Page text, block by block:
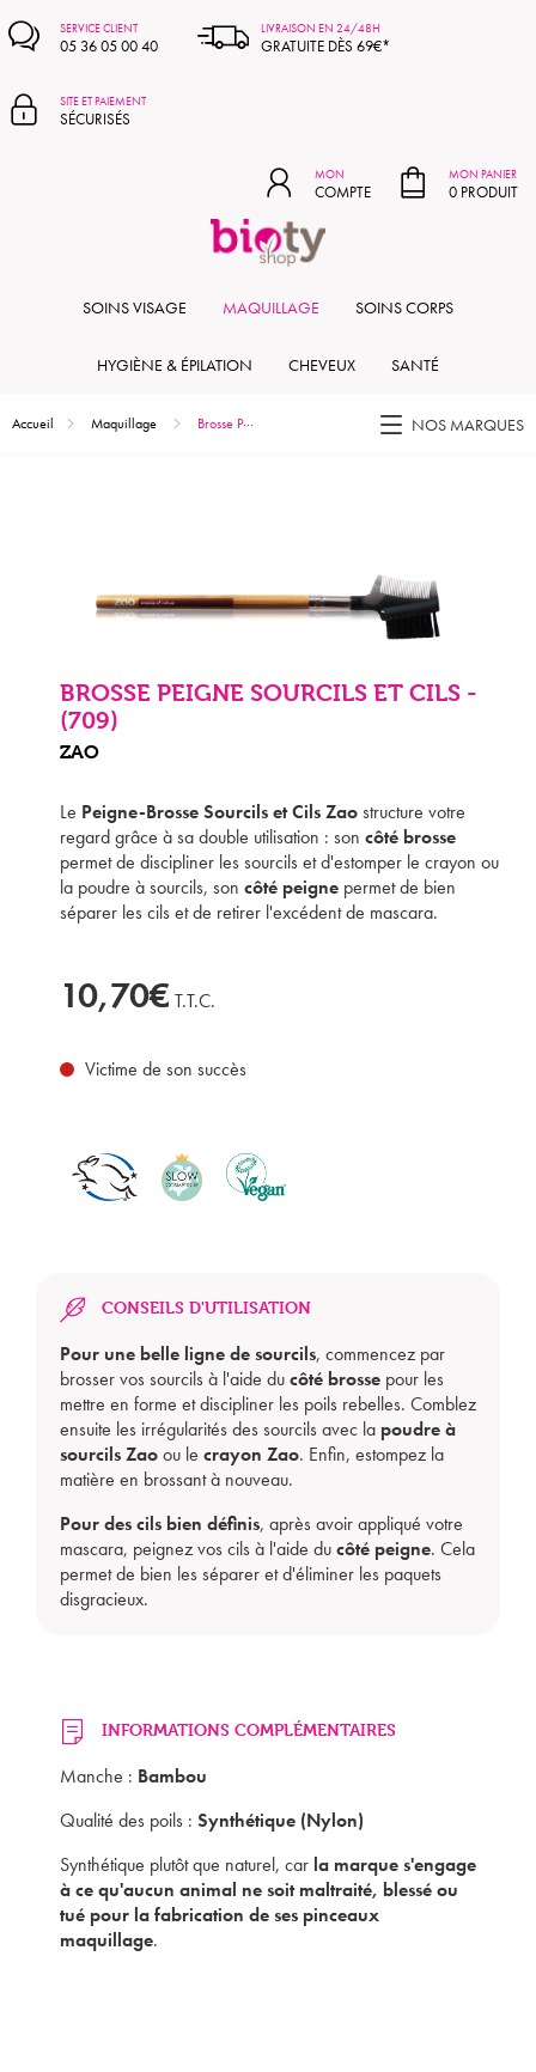
SERVICE CLIENT
05 36 05 00 40
LIVRAISON EN 24/48H
GRATUITE DÈS 69€*
SITE ET PAIEMENT
SÉCURISÉS
MON
COMPTE
MON PANIER
0 PRODUIT
SOINS VISAGE MAQUILLAGE SOINS CORPS
HYGIÈNE & ÉPILATION CHEVEUX SANTÉ
Accueil Maquillage Brosse Peigne Sourcils et Cils - (709) NOS MARQUES
BROSSE PEIGNE SOURCILS ET CILS -
(709)
ZAO
Le Peigne-Brosse Sourcils et Cils Zaostructure votre
regard grâce à sa double utilisation : son côté brosse
permet de discipliner les sourcils et d'estomper le crayon ou
la poudre à sourcils, son côté peigne permet de bien
séparer les cils et de retirer l'excédent de mascara.
10,70€ T.T.C.
Victime de son succès
CONSEILS D'UTILISATION
Pour une belle ligne de sourcils, commencez par
brosser vos sourcils à l'aide ducôté brosse pour les
mettre en forme et discipliner les poils rebelles. Comblez
ensuite les irrégularités des sourcils avec la poudre à
sourcils Zaoou le crayon Zao. Enfin, estompez la
matière en brossant à nouveau.
Pour des cils bien définis, après avoir appliqué votre
mascara, peignez vos cils à l'aide ducôté peigne. Cela
permet de bien les séparer et d'éliminer les paquets
disgracieux.
INFORMATIONS COMPLÉMENTAIRES
Manche : Bambou
Qualité des poils : Synthétique (Nylon)
Synthétique plutôt que naturel, car la marque s'engage
à ce qu'aucun animal ne soit maltraité, blessé ou
tué pour la fabrication de ses pinceaux
maquillage.
MON PANIER
Mon panier est vide